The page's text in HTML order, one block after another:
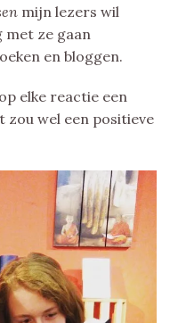
mijn lezers wil
met ze gaan
en bloggen.
elke reactie een
zou wel een positieve